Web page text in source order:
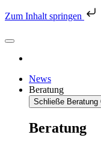
Zum Inhalt springen
News
Beratung
Schließe Beratung
Beratung